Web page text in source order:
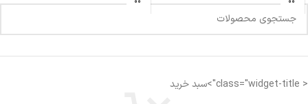
< class="widget-title">سبد خرید